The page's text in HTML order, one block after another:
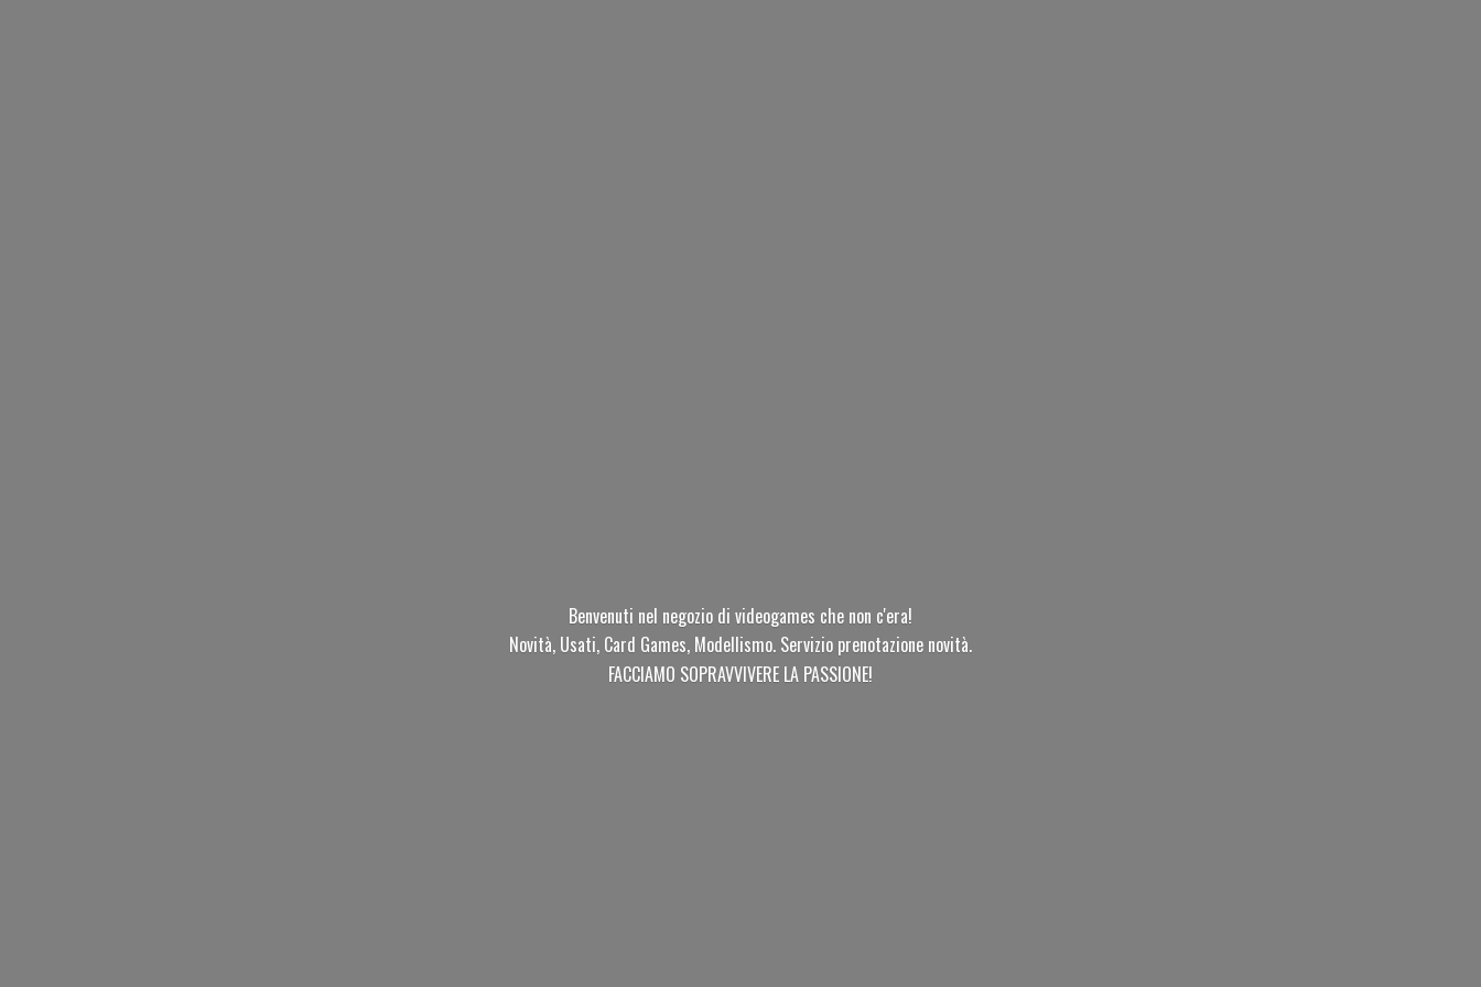
Benvenuti nel negozio di videogames che non c'era!
Novità, Usati, Card Games, Modellismo. Servizio prenotazione novità.
FACCIAMO SOPRAVVIVERE LA PASSIONE!